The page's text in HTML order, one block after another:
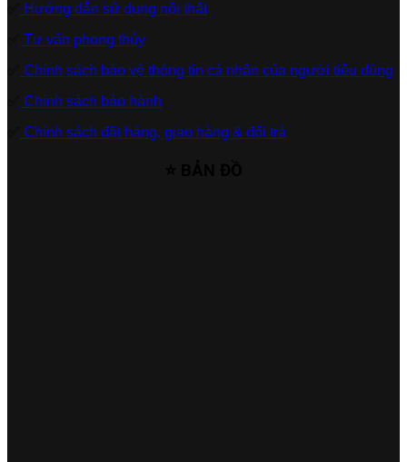
Hướng dẫn sử dụng nội thất
Tư vấn phong thủy
Chính sách bảo vệ thông tin cá nhân của người tiêu dùng
Chính sách bảo hành
Chính sách đặt hàng, giao hàng & đổi trả